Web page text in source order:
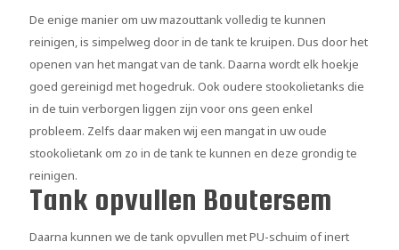
De enige manier om uw mazouttank volledig te kunnen
reinigen, is simpelweg door in de tank te kruipen. Dus door het
openen van het mangat van de tank. Daarna wordt elk hoekje
goed gereinigd met hogedruk. Ook oudere stookolietanks die
in de tuin verborgen liggen zijn voor ons geen enkel
probleem. Zelfs daar maken wij een mangat in uw oude
stookolietank om zo in de tank te kunnen en deze grondig te
reinigen.
Tank opvullen Boutersem
Daarna kunnen we de tank opvullen met PU-schuim of inert